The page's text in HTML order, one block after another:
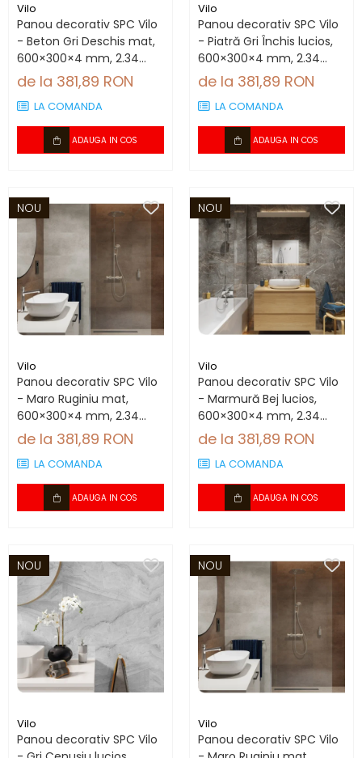
Vilo
Panou decorativ SPC Vilo
- Beton Gri Deschis mat,
600×300×4 mm, 2.34
mp/cutie (13 panouri)
de la 381,89 RON
LA COMANDA
ADAUGA IN COS
Vilo
Panou decorativ SPC Vilo
- Piatră Gri Închis lucios,
600×300×4 mm, 2.34
mp/cutie (13 panouri)
de la 381,89 RON
LA COMANDA
ADAUGA IN COS
NOU
Vilo
Panou decorativ SPC Vilo
- Maro Ruginiu mat,
600×300×4 mm, 2.34
mp/cutie (13 panouri)
de la 381,89 RON
LA COMANDA
ADAUGA IN COS
NOU
Vilo
Panou decorativ SPC Vilo
- Marmură Bej lucios,
600×300×4 mm, 2.34
mp/cutie (13 panouri)
de la 381,89 RON
LA COMANDA
ADAUGA IN COS
NOU
Vilo
Panou decorativ SPC Vilo
NOU
Vilo
Panou decorativ SPC Vilo